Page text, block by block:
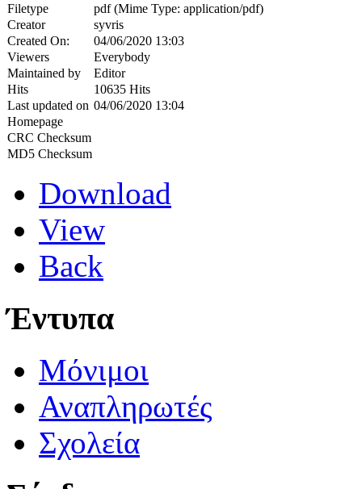
Filetype
pdf (Mime Type: application/pdf)
Creator
syvris
Created On:
04/06/2020 13:03
Viewers
Everybody
Maintained by
Editor
Hits
10635 Hits
Last updated on 04/06/2020 13:04
Homepage
CRC Checksum
MD5 Checksum
Download
View
Back
Έντυπα
Μόνιμοι
Αναπληρωτές
Σχολεία